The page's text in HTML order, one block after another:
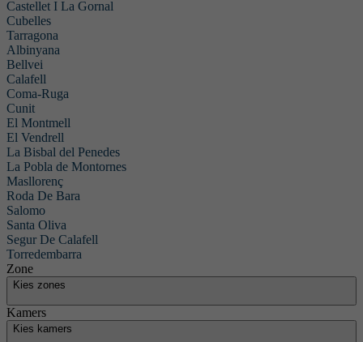
Castellet I La Gornal
Cubelles
Tarragona
Albinyana
Bellvei
Calafell
Coma-Ruga
Cunit
El Montmell
El Vendrell
La Bisbal del Penedes
La Pobla de Montornes
Masllorenç
Roda De Bara
Salomo
Santa Oliva
Segur De Calafell
Torredembarra
Zone
Kies zones
Kamers
Kies kamers